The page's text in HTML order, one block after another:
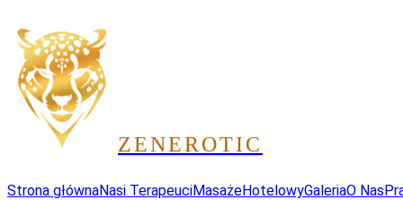
ZENEROTIC
Strona głównaNasi TerapeuciMasażeHotelowyGaleriaO Nas